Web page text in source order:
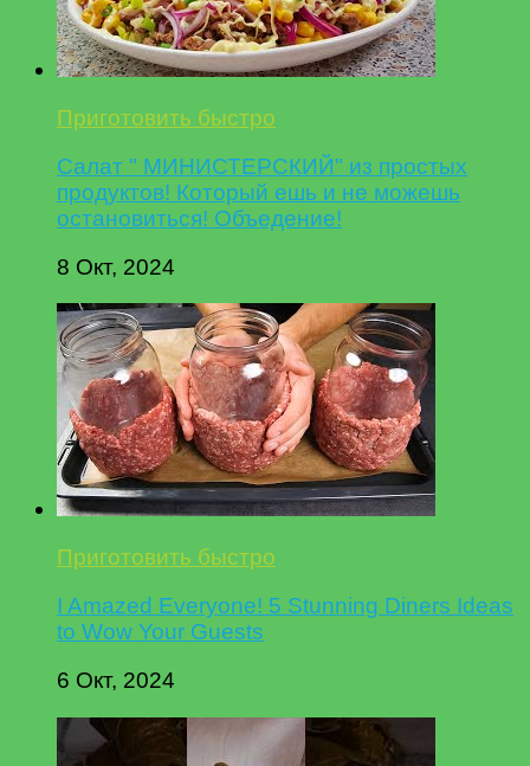
Приготовить быстро
Салат " МИНИСТЕРСКИЙ" из простых
продуктов! Который ешь и не можешь
остановиться! Объедение!
8 Окт, 2024
Приготовить быстро
I Amazed Everyone! 5 Stunning Diners Ideas
to Wow Your Guests
6 Окт, 2024